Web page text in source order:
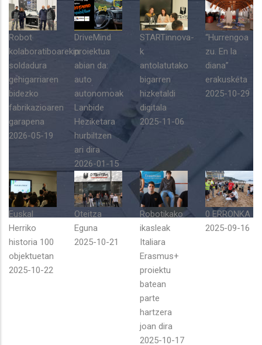
Robot
kolaboratiboarekin
soldadura
gehigarriaren
bidezko
fabrikazioaren
garapena
2026-05-19
DriveMind
proiektua
abian da:
auto
autonomoak
Lanbide
Heziketara
hurbiltzen
ari dira
2026-01-15
STARTinnova-
k
antolatutako
bigarren
hizketaldi
digitala
2025-11-06
“Hurrengoa
zu. En la
diana”
erakusketa
2025-10-29
Euskal
Herriko
historia 100
objektuetan
2025-10-22
Oteitza
Eguna
2025-10-21
Robotikako
ikasleak
Italiara
Erasmus+
proiektu
batean
parte
hartzera
joan dira
2025-10-17
0 ERRONKA
2025-09-16